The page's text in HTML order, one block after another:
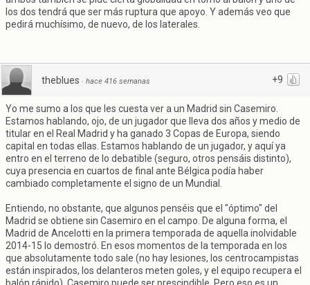
los dos tendrá que ser más ruptura que apoyo. Y además veo que
pedirá muchísimo, de nuevo, de los laterales.
+9
theblues · hace 416 semanas
Yo me sumo a los que les cuesta ver a un Madrid sin Casemiro.
Estamos hablando, ojo, de un jugador que lleva dos años y medio de
titular en el Real Madrid y ha ganado 3 Copas de Europa, siendo
capital en todas ellas. Estamos hablando de un jugador, y aquí ya
entro en el terreno de lo debatible (seguro, otros pensáis distinto),
cuya presencia en cuartos de final ante Bélgica podía haber
cambiado completamente el signo de un Mundial.
Entiendo, no obstante, que algunos penséis que el "óptimo" del
Madrid se obtiene sin Casemiro en el campo. De alguna forma, el
Madrid de Ancelotti en la primera temporada de aquella inolvidable
2014-15 lo demostró. En esos momentos de la temporada en los
que absolutamente todo sale (no hay lesiones, los centrocampistas
están inspirados, los delanteros meten goles, y el equipo recupera el